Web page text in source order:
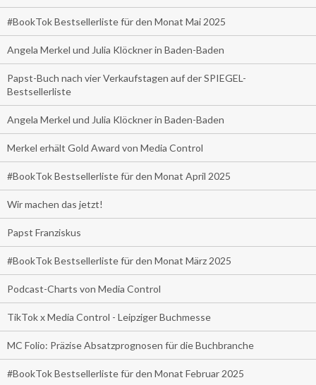
#BookTok Bestsellerliste für den Monat Mai 2025
Angela Merkel und Julia Klöckner in Baden-Baden
Papst-Buch nach vier Verkaufstagen auf der SPIEGEL-
Bestsellerliste
Angela Merkel und Julia Klöckner in Baden-Baden
Merkel erhält Gold Award von Media Control
#BookTok Bestsellerliste für den Monat April 2025
Wir machen das jetzt!
Papst Franziskus
#BookTok Bestsellerliste für den Monat März 2025
Podcast-Charts von Media Control
TikTok x Media Control - Leipziger Buchmesse
MC Folio: Präzise Absatzprognosen für die Buchbranche
#BookTok Bestsellerliste für den Monat Februar 2025